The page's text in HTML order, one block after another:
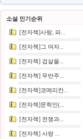
소설 인기순위
[전자책]사랑, 파...
[전자책]그 여자...
[전자책] 겁살을...
[전자책] 무반주...
[전자책]코메리칸...
[전자책]문학인(...
[전자책] 전쟁과...
[전자책] 사랑 ...